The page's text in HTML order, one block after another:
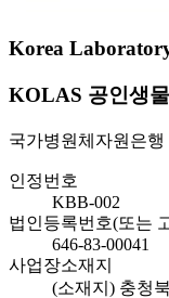
Korea
KOLAS 공인생
국가병원체자원은행
인정번호
KBB-002
법인등록번호(또는
646-83-00041
사업장소재지
(소재지) 충청